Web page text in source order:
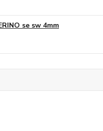
se sw 4mm